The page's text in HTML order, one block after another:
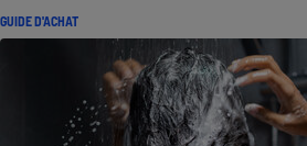
GUIDE D'ACHAT